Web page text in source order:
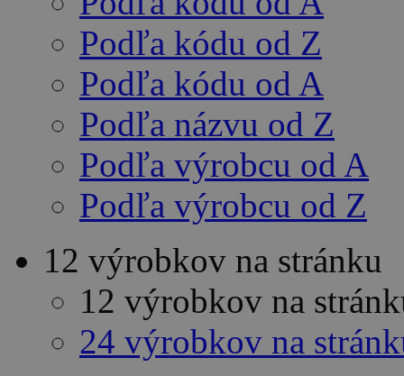
Podľa kódu od Z
Podľa kódu od A
Podľa názvu od Z
Podľa výrobcu od A
Podľa výrobcu od Z
12 výrobkov na stránku
12 výrobkov na
24 výrobkov na